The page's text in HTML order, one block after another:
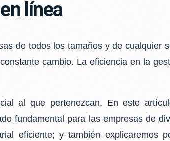
línea
de todos los tamaños y de cualquier
cambio. La eficiencia en la
al que pertenezcan. En este
fundamental para las empresas de
eficiente; y también explicaremos